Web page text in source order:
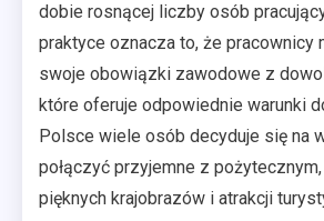
dobie rosnącej liczby osób
praktyce oznacza to, że pracownicy
swoje obowiązki zawodowe z
które oferuje odpowiednie warunki
Polsce wiele osób decyduje się na
połączyć przyjemne z
pięknych krajobrazów i atrakcji